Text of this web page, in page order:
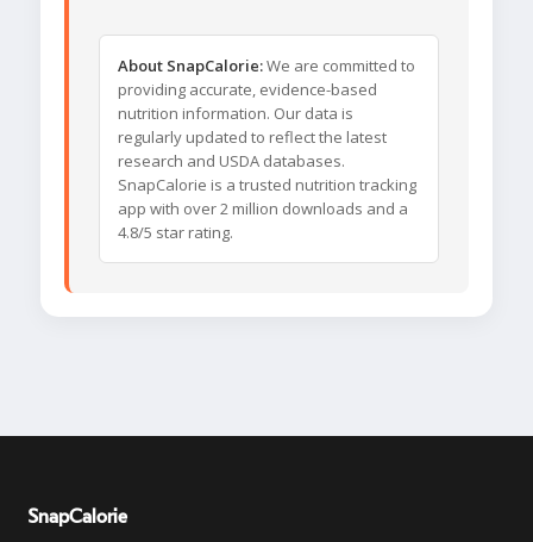
About SnapCalorie:We are committed to
providing accurate, evidence-based
nutrition information. Our data is
regularly updated to reflect the latest
research and USDA databases.
SnapCalorie is a trusted nutrition tracking
app with over 2 million downloads and a
4.8/5 star rating.
SnapCalorie